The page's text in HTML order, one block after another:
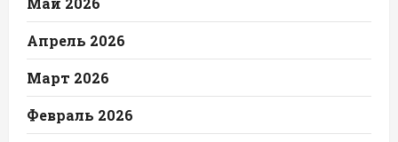
Апрель 2026
Март 2026
Февраль 2026